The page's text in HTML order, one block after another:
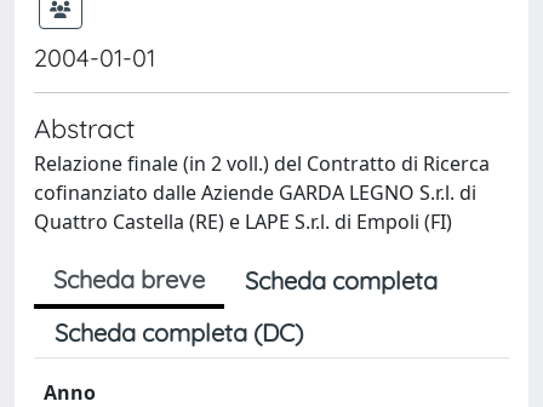
2004-01-01
Abstract
Relazione finale (in 2 voll.) del Contratto di Ricerca
cofinanziato dalle Aziende GARDA LEGNO S.r.l. di
Quattro Castella (RE) e LAPE S.r.l. di Empoli (FI)
Scheda breve
Scheda completa
Scheda completa (DC)
Anno